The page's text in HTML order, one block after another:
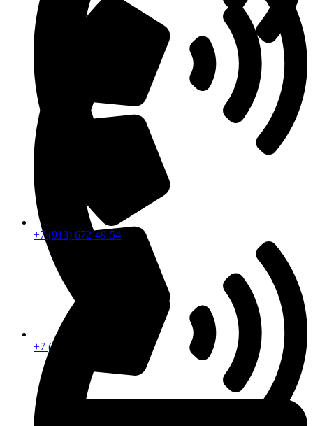
+7 (913) 672-49-54
+7 (913) 672-49-54